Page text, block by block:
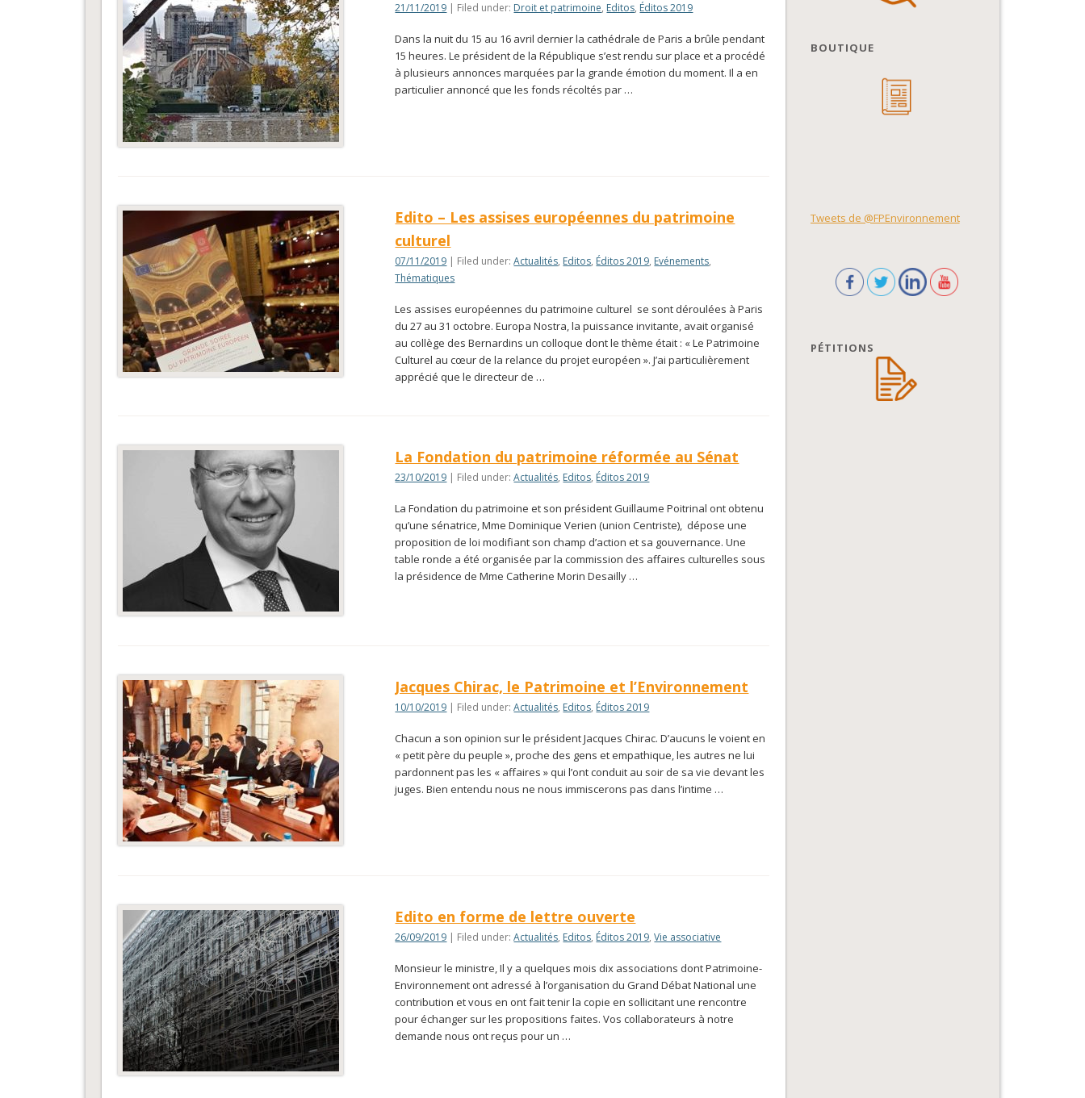
21/11/2019 | Filed under: Droit et patrimoine, Editos, Éditos 2019
Dans la nuit du 15 au 16 avril dernier la cathédrale de Paris a brûle pendant
15 heures. Le président de la République s’est rendu sur place et a procédé
à plusieurs annonces marquées par la grande émotion du moment. Il a en
particulier annoncé que les fonds récoltés par …
Edito – Les assises européennes du patrimoine
culturel
07/11/2019 | Filed under:Actualités, Editos, Éditos 2019, Evénements,
Thématiques
Les assises européennes du patrimoine culturel se sont déroulées à Paris
du 27 au 31 octobre. Europa Nostra, la puissance invitante, avait organisé
au collège des Bernardins un colloque dont le thème était : « Le Patrimoine
Culturel au cœur de la relance du projet européen ». J’ai particulièrement
apprécié que le directeur de …
La Fondation du patrimoine réformée au Sénat
23/10/2019 | Filed under:Actualités, Editos, Éditos 2019
La Fondation du patrimoine et son président Guillaume Poitrinal ont obtenu
qu’une sénatrice, Mme Dominique Verien (union Centriste), dépose une
proposition de loi modifiant son champ d’action et sa gouvernance. Une
table ronde a été organisée par la commission des affaires culturelles sous
la présidence de Mme Catherine Morin Desailly …
Jacques Chirac, le Patrimoine et l’Environnement
10/10/2019 | Filed under:Actualités, Editos, Éditos 2019
Chacun a son opinion sur le président Jacques Chirac. D’aucuns le voient en
« petit père du peuple », proche des gens et empathique, les autres ne lui
pardonnent pas les « affaires » qui l’ont conduit au soir de sa vie devant les
juges. Bien entendu nous ne nous immiscerons pas dans l’intime …
Edito en forme de lettre ouverte
26/09/2019 | Filed under:Actualités, Editos, Éditos 2019,Vie associative
Monsieur le ministre, Il y a quelques mois dix associations dont Patrimoine-
Environnement ont adressé à l’organisation du Grand Débat National une
contribution et vous en ont fait tenir la copie en sollicitant une rencontre
pour échanger sur les propositions faites. Vos collaborateurs à notre
demande nous ont reçus pour un …
BOUTIQUE
Tweets de @FPEnvironnement
PÉTITIONS